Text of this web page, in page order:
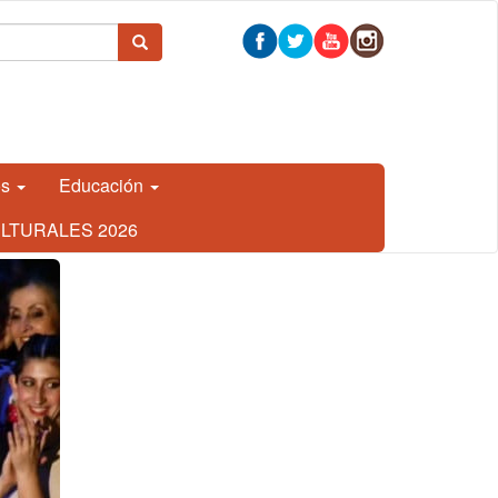
Educación
2026